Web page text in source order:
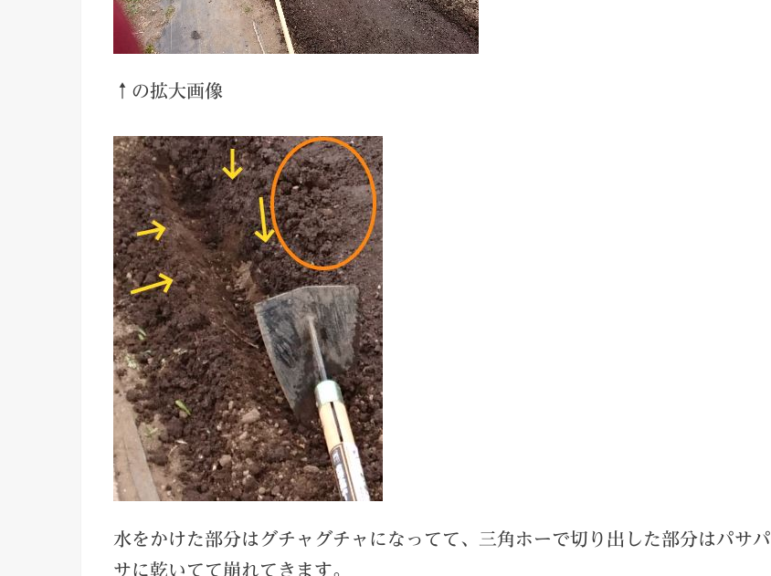
↑の拡大画像
水をかけた部分はグチャグチャになってて、三角ホーで切り出した部分はパサパ
サに乾いてて崩れてきます。